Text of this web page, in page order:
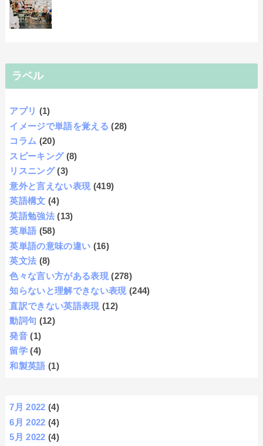
ラベル
アプリ (1)
イメージで単語を覚える (28)
コラム (20)
スピーキング (8)
リスニング (3)
意外と言えない表現 (419)
英語構文 (4)
英語勉強法 (13)
英単語 (58)
英単語の意味の違い (16)
英文法 (8)
色々な言い方がある表現 (278)
知らないと理解できない表現 (244)
直訳できない英語表現 (12)
動詞句 (12)
発音 (1)
留学 (4)
和製英語 (1)
7月 2022 (4)
6月 2022 (4)
5月 2022 (4)